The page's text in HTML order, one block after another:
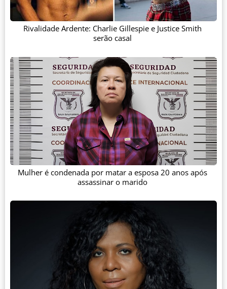
Rivalidade Ardente: Charlie Gillespie e Justice Smith
serão casal
Mulher é condenada por matar a esposa 20 anos após
assassinar o marido